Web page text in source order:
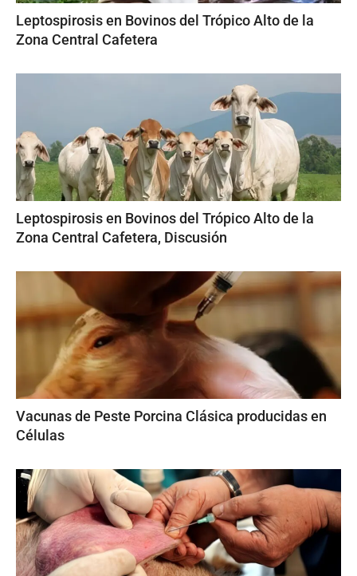
Leptospirosis en Bovinos del Trópico Alto de la
Zona Central Cafetera
Leptospirosis en Bovinos del Trópico Alto de la
Zona Central Cafetera, Discusión
Vacunas de Peste Porcina Clásica producidas en
Células